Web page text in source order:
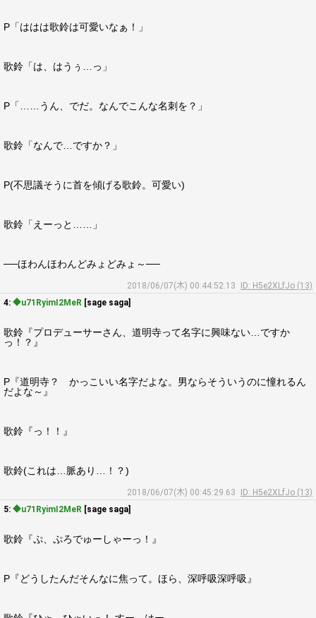
P「ははは歌鈴は可愛いなぁ！」
歌鈴「は、はうぅ…っ」
P「……うん、でだ。なんでこんな名刺を？」
歌鈴「なんで…ですか？」
P(不思議そうに首を傾げる歌鈴。可愛い)
歌鈴「えーっと……」
──ほわんほわんどみょどみょ～──
2018/06/07(木) 00:44:52.13
ID: H5e2XLfJo (13)
4: ◆u71RyimI2MeR [sage saga]
歌鈴『プロデューサーさん、道明寺って名字に興味ない…ですか
っ！？』
P『道明寺？ かっこいい名字だよな。男ならそういうのに憧れるん
だよな～』
歌鈴『っ！！』
歌鈴(これは…脈あり…！？)
2018/06/07(木) 00:45:29.63
ID: H5e2XLfJo (13)
5: ◆u71RyimI2MeR [sage saga]
歌鈴『ぷ、ぷろでゅーしゃーっ！』
P『どうしたんだそんなに焦って。ほら、深呼吸深呼吸』